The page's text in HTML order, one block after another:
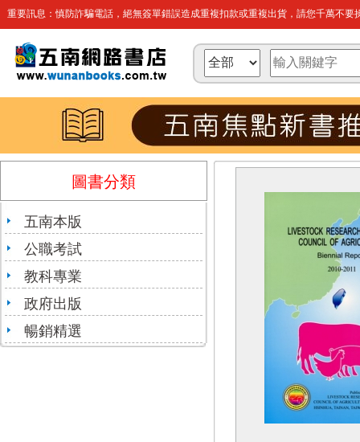
重要訊息：慎防詐騙電話，絕無簽單錯誤造成重複扣款或重複出貨，請您千萬不要
圖書分類
五南本版
公職考試
教科專業
政府出版
暢銷精選